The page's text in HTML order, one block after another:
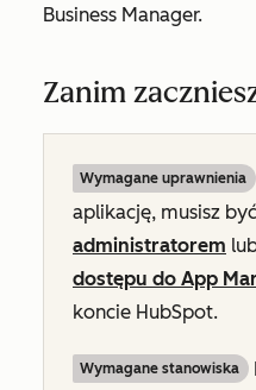
Business Manager.
Zanim
Wymagane uprawnienia
aplikację, musisz być
administratorem
dostępu do App
koncie HubSpot.
Wymagane stanowiska